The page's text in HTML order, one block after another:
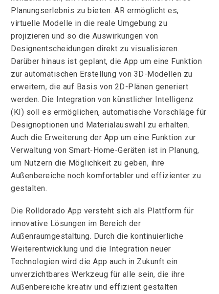
Planungserlebnis zu bieten. AR ermöglicht es,
virtuelle Modelle in die reale Umgebung zu
projizieren und so die Auswirkungen von
Designentscheidungen direkt zu visualisieren.
Darüber hinaus ist geplant, die App um eine Funktion
zur automatischen Erstellung von 3D-Modellen zu
erweitern, die auf Basis von 2D-Plänen generiert
werden. Die Integration von künstlicher Intelligenz
(KI) soll es ermöglichen, automatische Vorschläge für
Designoptionen und Materialauswahl zu erhalten.
Auch die Erweiterung der App um eine Funktion zur
Verwaltung von Smart-Home-Geräten ist in Planung,
um Nutzern die Möglichkeit zu geben, ihre
Außenbereiche noch komfortabler und effizienter zu
gestalten.
Die Rolldorado App versteht sich als Plattform für
innovative Lösungen im Bereich der
Außenraumgestaltung. Durch die kontinuierliche
Weiterentwicklung und die Integration neuer
Technologien wird die App auch in Zukunft ein
unverzichtbares Werkzeug für alle sein, die ihre
Außenbereiche kreativ und effizient gestalten